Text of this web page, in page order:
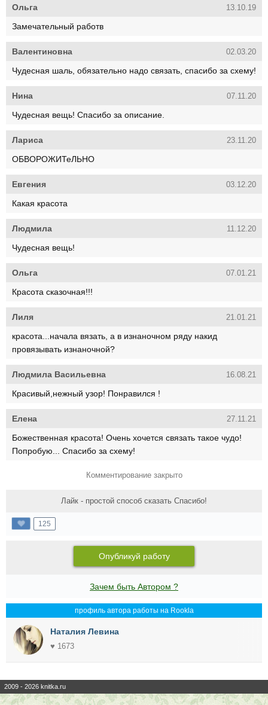
Ольга 13.10.19
Замечательный работв
Валентиновна 02.03.20
Чудесная шаль, обязательно надо связать, спасибо за схему!
Нина 07.11.20
Чудесная вещь! Спасибо за описание.
Лариса 23.11.20
ОБВОРОЖИТеЛЬНО
Евгения 03.12.20
Какая красота
Людмила 11.12.20
Чудесная вещь!
Ольга 07.01.21
Красота сказочная!!!
Лиля 21.01.21
красота...начала вязать, а в изнаночном ряду накид
провязывать изнаночной?
Людмила Васильевна 16.08.21
Красивый,нежный узор! Понравился !
Елена 27.11.21
Божественная красота! Очень хочется связать такое чудо!
Попробую... Спасибо за схему!
Комментирование закрыто
Лайк - простой способ сказать Спасибо!
125
Опубликуй работу
Зачем быть Автором ?
профиль автора работы на Rookla
Наталия Левина
♥ 1673
2009 - 2026 knitka.ru